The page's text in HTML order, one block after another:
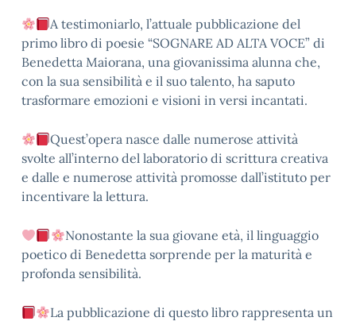
A testimoniarlo, l’attuale pubblicazione del
primo libro di poesie “SOGNARE AD ALTA VOCE” di
Benedetta Maiorana, una giovanissima alunna che,
con la sua sensibilità e il suo talento, ha saputo
trasformare emozioni e visioni in versi incantati.
Quest’opera nasce dalle numerose attività
svolte all’interno del laboratorio di scrittura creativa
e dalle e numerose attività promosse dall’istituto per
incentivare la lettura.
Nonostante la sua giovane età, il linguaggio
poetico di Benedetta sorprende per la maturità e
profonda sensibilità.
La pubblicazione di questo libro rappresenta un